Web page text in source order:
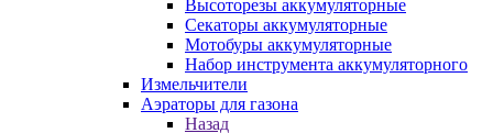
Высоторезы аккумуляторные
Секаторы аккумуляторные
Мотобуры аккумуляторные
Набор инструмента аккумуляторного
Измельчители
Аэраторы для газона
Назад